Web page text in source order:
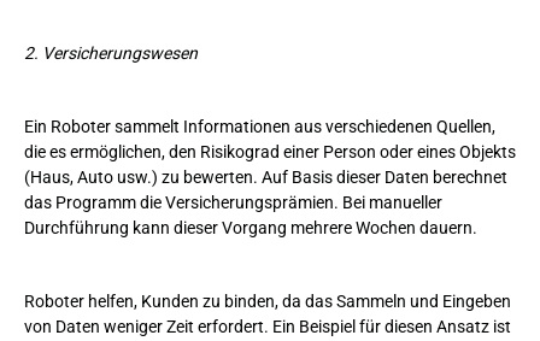
2. Versicherungswesen
Ein Roboter sammelt Informationen aus verschiedenen Quellen,
die es ermöglichen, den Risikograd einer Person oder eines Objekts
(Haus, Auto usw.) zu bewerten. Auf Basis dieser Daten berechnet
das Programm die Versicherungsprämien. Bei manueller
Durchführung kann dieser Vorgang mehrere Wochen dauern.
Roboter helfen, Kunden zu binden, da das Sammeln und Eingeben
von Daten weniger Zeit erfordert. Ein Beispiel für diesen Ansatz ist